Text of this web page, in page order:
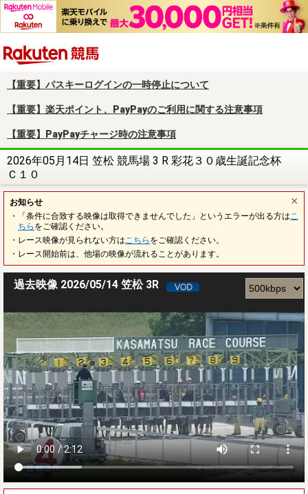
【重要】パスキーログインの一時停止について
【重要】楽天ポイント、PayPayのご利用に関する注意事項
【重要】PayPayチャージ時の注意事項
2026年05月14日 笠松 競馬場 3 R 彩花３０歳生誕記念杯
Ｃ１０
お知らせ
・「条件に合致する映像は取得できませんでした」というエラーが出る方は こ
ちら をご確認ください。
・レース映像が見られない方は こちら をご確認ください。
・レース開始前は、他場の映像が流れることがあります。
過去映像 2026/05/14 笠松 3R